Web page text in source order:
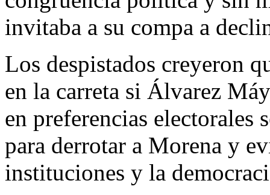
invitaba a su compa a
Los despistados creyeron
en la carreta si Álvarez
en preferencias electorales
para derrotar a Morena y
instituciones y la